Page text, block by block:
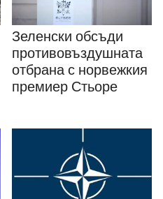
Зеленски обсъди
противовъздушната
отбрана с норвежкия
премиер Стьоре